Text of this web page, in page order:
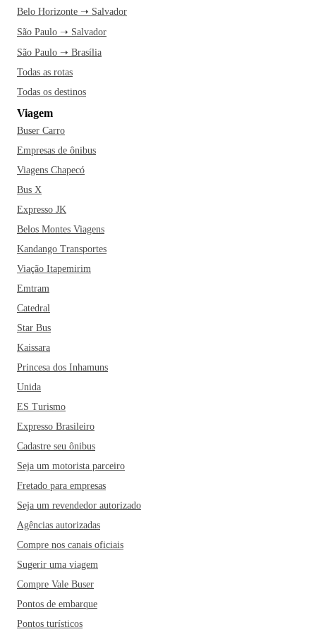
Belo Horizonte ➝ Salvador
São Paulo ➝ Salvador
São Paulo ➝ Brasília
Todas as rotas
Todas os destinos
Viagem
Buser Carro
Empresas de ônibus
Viagens Chapecó
Bus X
Expresso JK
Belos Montes Viagens
Kandango Transportes
Viação Itapemirim
Emtram
Catedral
Star Bus
Kaissara
Princesa dos Inhamuns
Unida
ES Turismo
Expresso Brasileiro
Cadastre seu ônibus
Seja um motorista parceiro
Fretado para empresas
Seja um revendedor autorizado
Agências autorizadas
Compre nos canais oficiais
Sugerir uma viagem
Compre Vale Buser
Pontos de embarque
Pontos turísticos